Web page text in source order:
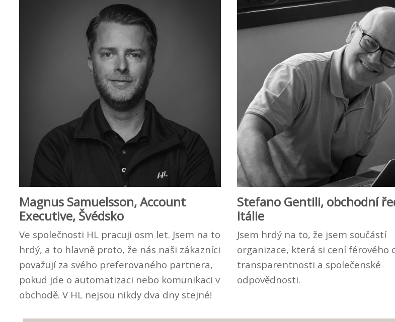
Magnus Samuelsson, Account
Executive, Švédsko
Ve společnosti HL pracuji osm let. Jsem na to
hrdý, a to hlavně proto, že nás naši zákazníci
považují za svého preferovaného partnera,
pokud jde o automatizaci nebo komunikaci v
obchodě. V HL nejsou nikdy dva dny stejné!
Stefano Gentili, obchodní
Itálie
Jsem hrdý na to, že jsem součástí
organizace, která si cení férového
transparentnosti a společenské
odpovědnosti.